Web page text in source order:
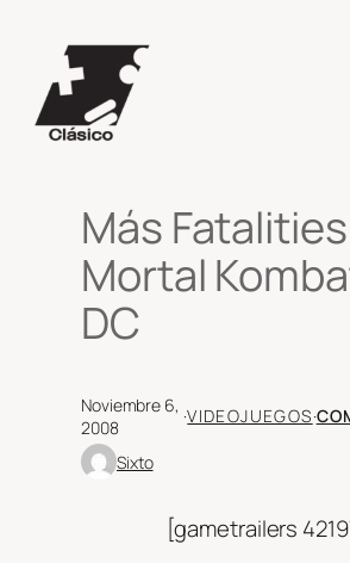
contenido
Más
Mortal
DC
Noviembre 6,
2008
·VIDEOJUEGOS·
Sixto
[gametrailers